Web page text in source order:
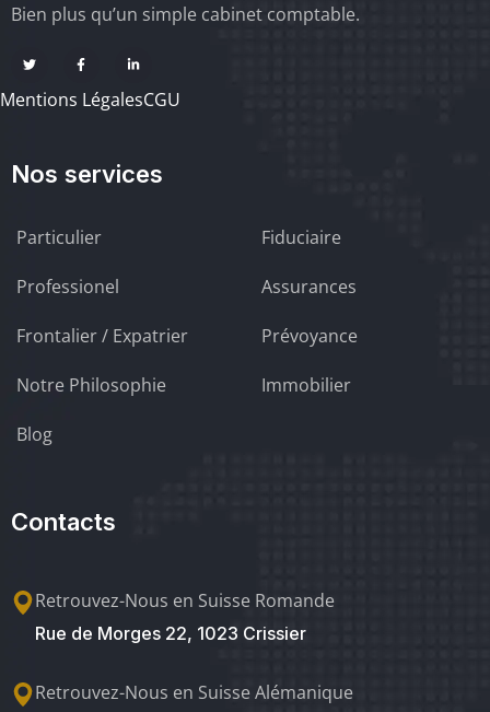
Bien plus qu’un simple cabinet comptable.
Mentions LégalesCGU
Nos services
Particulier
Professionel
Frontalier / Expatrier
Notre Philosophie
Blog
Fiduciaire
Assurances
Prévoyance
Immobilier
Contacts
Retrouvez-Nous en Suisse Romande
Rue de Morges 22, 1023 Crissier
Retrouvez-Nous en Suisse Alémanique